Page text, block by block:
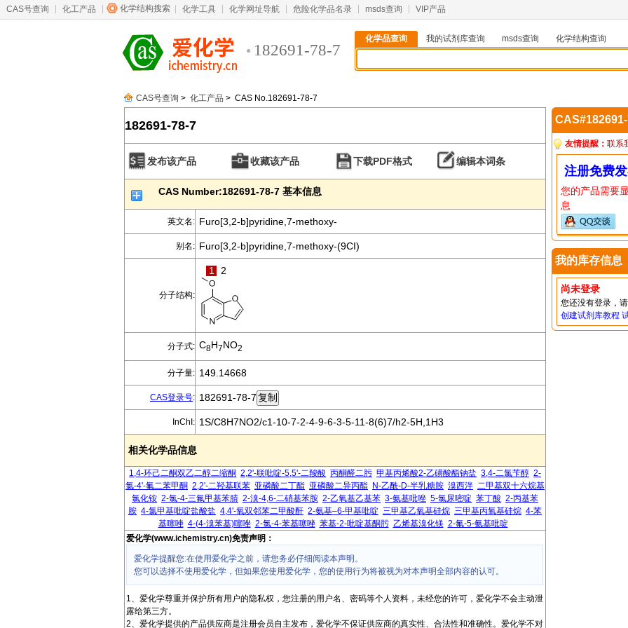
CAS号查询 化工产品 化学结构搜索 化学工具 化学网址导航 危险化学品名录 msds查询 VIP产品
182691-78-7
化学品查询 我的试剂库查询 msds查询
化学结构查询
CAS号查询 > 化工产品 > CAS No.182691-78-7
182691-78-7
发布该产品 收藏该产品 下载PDF格式 编辑本词条
CAS Number:182691-78-7 基本信息
英文名: Furo[3,2-b]pyridine,7-methoxy-
别名: Furo[3,2-b]pyridine,7-methoxy-(9CI)
分子结构:
1 2
分子式: C8H7NO2
分子量: 149.14668
CAS登录号: 182691-78-7
InChI: 1S/C8H7NO2/c1-10-7-2-4-9-6-3-5-11-8(6)7/h2-5H,1H3
相关化学品信息
1,4-环己二酮双乙二醇二缩酮 2,2'-联吡啶-5,5'-二羧酸 丙酮醛二肟 甲基丙烯酸2-乙磺酸酯钠盐 3,4-二氯苄醇 2-
氯-4'-氟二苯甲酮 2,2'-二羟基联苯 亚磷酸二丁酯 亚磷酸二异丙酯 N-乙酰-D-半乳糖胺 溴西泮 二甲基双十六烷基
氯化铵 2-氯-4-三氟甲基苯腈 2-溴-4,6-二硝基苯胺 2-乙氧基乙基苯 3-氨基吡唑 5-氯尿嘧啶 苯丁酸 2-丙基苯
胺 4-氯甲基吡啶盐酸盐 4,4'-氧双邻苯二甲酸酐 2-氨基–6-甲基吡啶 三甲基乙氧基硅烷 三甲基丙氧基硅烷 4-苯
基噻唑 4-(4-溴苯基)噻唑 2-氯-4-苯基噻唑 苯基-2-吡啶基酮肟 乙烯基溴化镁 2-氟-5-氨基吡啶
爱化学(www.ichemistry.cn)免责声明：
爱化学提醒您:在使用爱化学之前，请您务必仔细阅读本声明。
您可以选择不使用爱化学，但如果您使用爱化学，您的使用行为将被视为对本声明全部内容的认可。
1、爱化学尊重并保护所有用户的隐私权，您注册的用户名、密码等个人资料，未经您的许可，爱化学不会主动泄
露给第三方。
2、爱化学提供的产品供应商是注册会员自主发布，爱化学不保证供应商的真实性、合法性和准确性。爱化学不对
友情提醒： 联系
注册免费
您的产品需要
息
我的库存信息
尚未登录
您还没有登录，
创建试剂库教程